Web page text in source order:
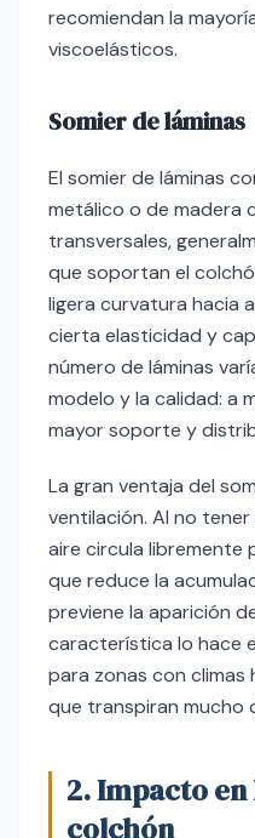
recomiendan la
viscoelásticos.
Somier de láminas
El somier de láminas
metálico o de madera
transversales,
que soportan el
ligera curvatura hacia
cierta elasticidad y
número de láminas
modelo y la calidad: a
mayor soporte y
La gran ventaja del
ventilación. Al no
aire circula libremente
que reduce la
previene la aparición
característica lo hace
para zonas con climas
que transpiran mucho
2. Impacto
colchón